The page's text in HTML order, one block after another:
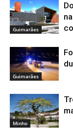
Guimarães
Guimarães
Minho